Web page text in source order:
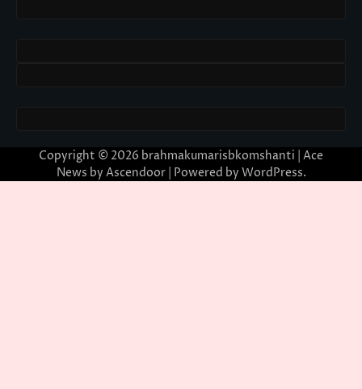
Copyright © 2026 brahmakumarisbkomshanti | Ace
News by Ascendoor| Powered by WordPress.